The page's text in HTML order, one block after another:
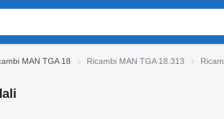
MAN TGA 18 Ricambi MAN TGA 18.313